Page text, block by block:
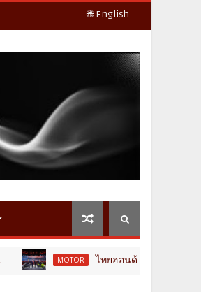
🌐 English
MOTOR ไทยฮอนด้า พร้อมลุยครึ่งปีหลัง ชู